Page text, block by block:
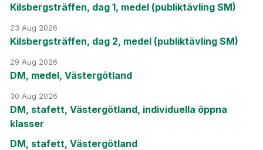
Kilsbergsträffen, dag 1, medel (publiktävling SM)
23 Aug 2026
Kilsbergsträffen, dag 2, medel (publiktävling SM)
29 Aug 2026
DM, medel, Västergötland
30 Aug 2026
DM, stafett, Västergötland, individuella öppna
klasser
DM, stafett, Västergötland